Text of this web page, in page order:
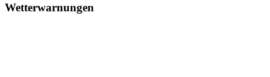
Wetterwarnungen